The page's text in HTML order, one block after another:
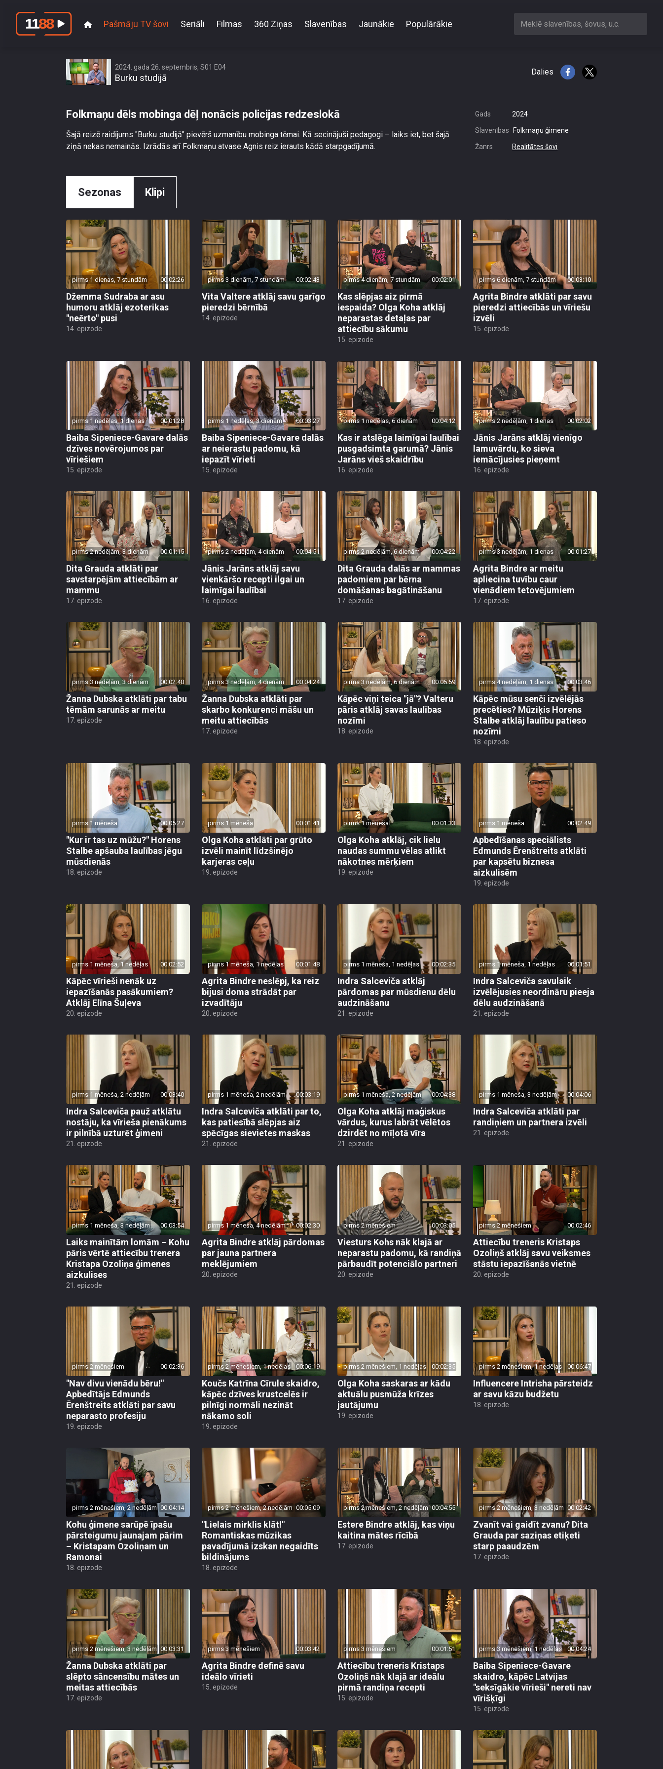
Pašmāju TV šovi Seriāli Filmas 360 Ziņas Slavenības Jaunākie Populārākie Meklē slavenības, šovus, u.c.
2024. gada 26. septembris, S01 E04
Burku studijā
Dalies
Folkmaņu dēls mobinga dēļ nonācis policijas redzeslokā
Šajā reizē raidījums "Burku studijā" pievērš uzmanību mobinga tēmai. Kā secinājuši pedagogi – laiks iet, bet šajā
ziņā nekas nemainās. Izrādās arī Folkmaņu atvase Agnis reiz ierauts kādā starpgadījumā.
Gads 2024
Slavenības Folkmaņu ģimene
Žanrs Realitātes šovi
Sezonas Klipi
pirms 1 dienas, 7 stundām 00:02:26
Džemma Sudraba ar asu
humoru atklāj ezoterikas
"neērto" pusi
14. epizode
pirms 3 dienām, 7 stundām 00:02:43
Vita Valtere atklāj savu garīgo
pieredzi bērnībā
14. epizode
pirms 4 dienām, 7 stundām 00:02:01
Kas slēpjas aiz pirmā
iespaida? Olga Koha atklāj
neparastas detaļas par
attiecību sākumu
15. epizode
pirms 6 dienām, 7 stundām 00:03:10
Agrita Bindre atklāti par savu
pieredzi attiecībās un vīriešu
izvēli
15. epizode
pirms 1 nedēļas, 1 dienas 00:01:28
Baiba Sipeniece-Gavare dalās
dzīves novērojumos par
vīriešiem
15. epizode
pirms 1 nedēļas, 3 dienām 00:03:27
Baiba Sipeniece-Gavare dalās
ar neierastu padomu, kā
iepazīt vīrieti
15. epizode
pirms 1 nedēļas, 6 dienām 00:04:12
Kas ir atslēga laimīgai laulībai
pusgadsimta garumā? Jānis
Jarāns vieš skaidrību
16. epizode
pirms 2 nedēļām, 1 dienas 00:02:02
Jānis Jarāns atklāj vienīgo
lamuvārdu, ko sieva
iemācījusies pieņemt
16. epizode
pirms 2 nedēļām, 3 dienām 00:01:15
Dita Grauda atklāti par
savstarpējām attiecībām ar
mammu
17. epizode
pirms 2 nedēļām, 4 dienām 00:04:51
Jānis Jarāns atklāj savu
vienkāršo recepti ilgai un
laimīgai laulībai
16. epizode
pirms 2 nedēļām, 6 dienām 00:04:22
Dita Grauda dalās ar mammas
padomiem par bērna
domāšanas bagātināšanu
17. epizode
pirms 3 nedēļām, 1 dienas 00:01:27
Agrita Bindre ar meitu
apliecina tuvību caur
vienādiem tetovējumiem
17. epizode
pirms 3 nedēļām, 3 dienām 00:02:40
Žanna Dubska atklāti par tabu
tēmām sarunās ar meitu
17. epizode
pirms 3 nedēļām, 4 dienām 00:04:24
Žanna Dubska atklāti par
skarbo konkurenci māšu un
meitu attiecībās
17. epizode
pirms 3 nedēļām, 6 dienām 00:05:59
Kāpēc viņi teica "jā"? Valteru
pāris atklāj savas laulības
nozīmi
18. epizode
pirms 4 nedēļām, 1 dienas 00:03:46
Kāpēc mūsu senči izvēlējās
precēties? Mūziķis Horens
Stalbe atklāj laulību patieso
nozīmi
18. epizode
pirms 1 mēneša 00:05:27
"Kur ir tas uz mūžu?" Horens
Stalbe apšauba laulības jēgu
mūsdienās
18. epizode
pirms 1 mēneša 00:01:41
Olga Koha atklāti par grūto
izvēli mainīt līdzšinējo
karjeras ceļu
19. epizode
pirms 1 mēneša 00:01:33
Olga Koha atklāj, cik lielu
naudas summu vēlas atlikt
nākotnes mērķiem
19. epizode
pirms 1 mēneša 00:02:49
Apbedīšanas speciālists
Edmunds Ērenštreits atklāti
par kapsētu biznesa
aizkulisēm
19. epizode
pirms 1 mēneša, 1 nedēļas 00:02:52
Kāpēc vīrieši nenāk uz
iepazīšanās pasākumiem?
Atklāj Elīna Šuļeva
20. epizode
pirms 1 mēneša, 1 nedēļas 00:01:48
Agrita Bindre neslēpj, ka reiz
bijusi doma strādāt par
izvadītāju
20. epizode
pirms 1 mēneša, 1 nedēļas 00:02:35
Indra Salceviča atklāj
pārdomas par mūsdienu dēlu
audzināšanu
21. epizode
pirms 1 mēneša, 1 nedēļas 00:01:51
Indra Salceviča savulaik
izvēlējusies neordināru pieeja
dēlu audzināšanā
21. epizode
pirms 1 mēneša, 2 nedēļām 00:03:40
Indra Salceviča pauž atklātu
nostāju, ka vīrieša pienākums
ir pilnībā uzturēt ģimeni
21. epizode
pirms 1 mēneša, 2 nedēļām 00:03:19
Indra Salceviča atklāti par to,
kas patiesībā slēpjas aiz
spēcīgas sievietes maskas
21. epizode
pirms 1 mēneša, 2 nedēļām 00:04:38
Olga Koha atklāj maģiskus
vārdus, kurus labrāt vēlētos
dzirdēt no mīļotā vīra
21. epizode
pirms 1 mēneša, 3 nedēļām 00:04:06
Indra Salceviča atklāti par
randiņiem un partnera izvēli
21. epizode
pirms 1 mēneša, 3 nedēļām 00:03:54
Laiks mainītām lomām – Kohu
pāris vērtē attiecību trenera
Kristapa Ozoliņa ģimenes
aizkulises
21. epizode
pirms 1 mēneša, 4 nedēļām 00:02:30
Agrita Bindre atklāj pārdomas
par jauna partnera
meklējumiem
20. epizode
pirms 2 mēnešiem 00:03:05
Viesturs Kohs nāk klajā ar
neparastu padomu, kā randiņā
pārbaudīt potenciālo partneri
20. epizode
pirms 2 mēnešiem 00:02:46
Attiecību treneris Kristaps
Ozoliņš atklāj savu veiksmes
stāstu iepazīšanās vietnē
20. epizode
pirms 2 mēnešiem 00:02:36
"Nav divu vienādu bēru!"
Apbedītājs Edmunds
Ērenštreits atklāti par savu
neparasto profesiju
19. epizode
pirms 2 mēnešiem, 1 nedēļas 00:06:19
Koučs Katrīna Cīrule skaidro,
kāpēc dzīves krustcelēs ir
pilnīgi normāli nezināt
nākamo soli
19. epizode
pirms 2 mēnešiem, 1 nedēļas 00:02:35
Olga Koha saskaras ar kādu
aktuālu pusmūža krīzes
jautājumu
19. epizode
pirms 2 mēnešiem, 1 nedēļas 00:06:47
Influencere Intrisha pārsteidz
ar savu kāzu budžetu
18. epizode
pirms 2 mēnešiem, 2 nedēļām 00:04:14
Kohu ģimene sarūpē īpašu
pārsteigumu jaunajam pārim
– Kristapam Ozoliņam un
Ramonai
18. epizode
pirms 2 mēnešiem, 2 nedēļām 00:05:09
"Lielais mirklis klāt!"
Romantiskas mūzikas
pavadījumā izskan negaidīts
bildinājums
18. epizode
pirms 2 mēnešiem, 2 nedēļām 00:04:55
Estere Bindre atklāj, kas viņu
kaitina mātes rīcībā
17. epizode
pirms 2 mēnešiem, 3 nedēļām 00:02:42
Zvanīt vai gaidīt zvanu? Dita
Grauda par saziņas etiķeti
starp paaudzēm
17. epizode
pirms 2 mēnešiem, 3 nedēļām 00:03:31
Žanna Dubska atklāti par
slēpto sāncensību mātes un
meitas attiecībās
17. epizode
pirms 3 mēnešiem 00:03:42
Agrita Bindre definē savu
ideālo vīrieti
15. epizode
pirms 3 mēnešiem 00:01:51
Attiecību treneris Kristaps
Ozoliņš nāk klajā ar ideālu
pirmā randiņa recepti
15. epizode
pirms 3 mēnešiem, 1 nedēļas 00:04:24
Baiba Sipeniece-Gavare
skaidro, kāpēc Latvijas
"seksīgākie vīrieši" nereti nav
vīrišķīgi
15. epizode